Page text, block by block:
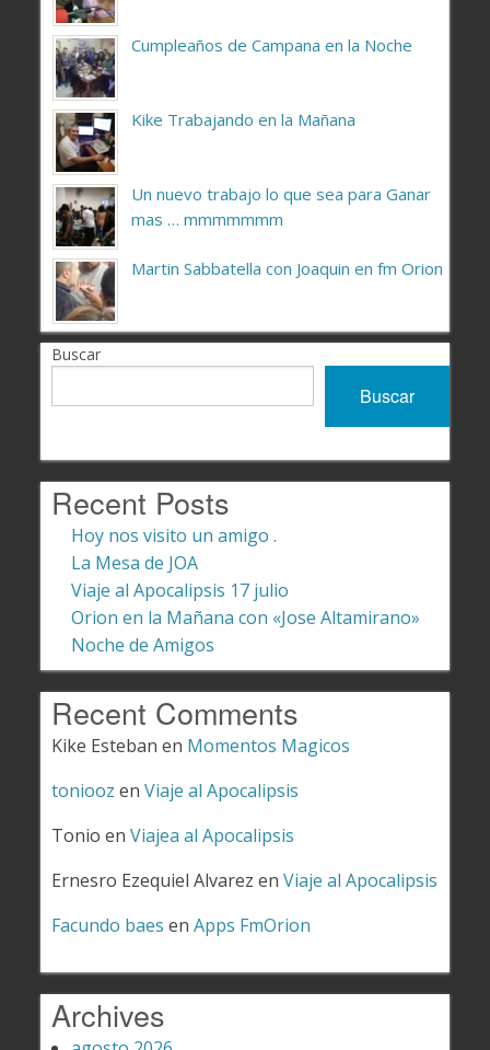
Cumpleaños de Campana en la Noche
Kike Trabajando en la Mañana
Un nuevo trabajo lo que sea para Ganar
mas … mmmmmmm
Martin Sabbatella con Joaquin en fm Orion
Buscar
Buscar
Recent Posts
Hoy nos visito un amigo .
La Mesa de JOA
Viaje al Apocalipsis 17 julio
Orion en la Mañana con «Jose Altamirano»
Noche de Amigos
Recent Comments
Kike Esteban en Momentos Magicos
toniooz enViaje al Apocalipsis
Tonio enViajea al Apocalipsis
Ernesro Ezequiel Alvarez enViaje al Apocalipsis
Facundo baes enApps FmOrion
Archives